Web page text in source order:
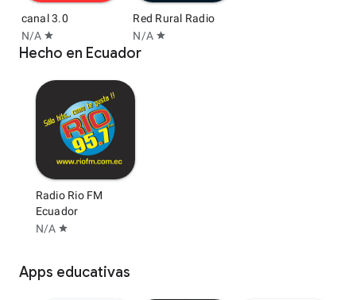
canal 3.0
N/A star
Red Rural Radio
N/A star
Hecho en Ecuador
Radio Rio FM
Ecuador
N/A star
Apps educativas